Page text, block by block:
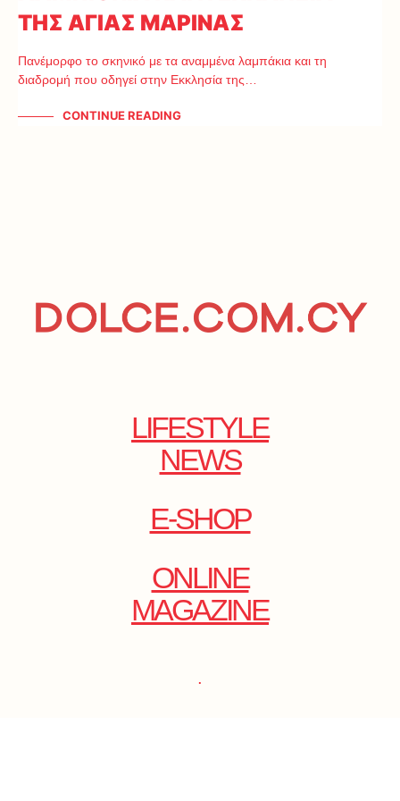
ΤΗΣ ΑΓΙΑΣ ΜΑΡΙΝΑΣ
Πανέμορφο το σκηνικό με τα αναμμένα λαμπάκια και τη
διαδρομή που οδηγεί στην Εκκλησία της…
CONTINUE READING
LIFESTYLE
NEWS
E-SHOP
ONLINE
MAGAZINE
.